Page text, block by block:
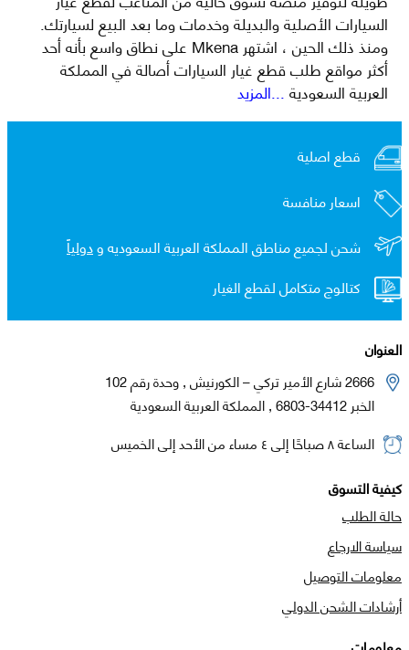
السيارات الأصلية والبديلة وخدمات وما بعد البيع لسيارتك.
ومنذ ذلك الحين ، اشتهر Mkena على نطاق واسع بأنه أحد
أكثر مواقع طلب قطع غيار السيارات أصالة في المملكة
العربية السعودية...المزيد
قطع اصلية
اسعار منافسة
شحن لجميع مناطق المملكة العربية السعوديه ودولياً
كتالوج متكامل لقطع الغيار
العنوان
2666 شارع الأمير تركي – الكورنيش , وحدة رقم 102
الخبر 34412-6803 , المملكة العربية السعودية
الساعة ٨ صباحًا إلى ٤ مساء من الأحد إلى الخميس
كيفية التسوق
حالة الطلب
سياسة الارجاع
معلومات التوصيل
أرشادات الشحن الدولي